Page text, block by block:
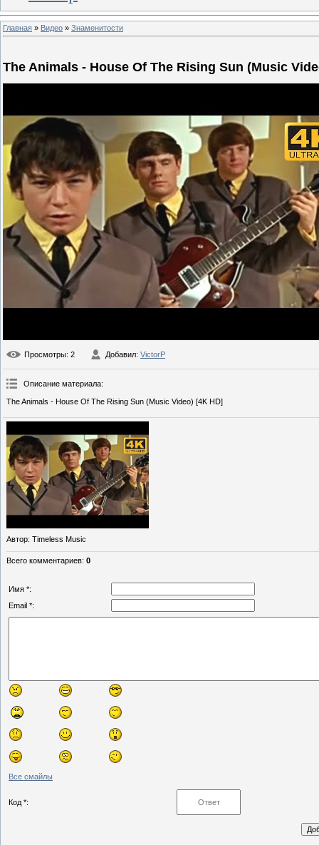
Главная » Видео » Знаменитости
The Animals - House Of The Rising Sun (Music
Просмотры: 2 Добавил: VictorP
Описание материала:
The Animals - House Of The Rising Sun (Music Video) [4K HD]
Автор: Timeless Music
Всего комментариев: 0
Имя *:
Email *:
Все смайлы
Код *: